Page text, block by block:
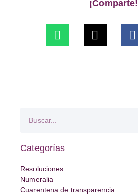
¡Comparte!
Categorías
Resoluciones
Numeralia
Cuarentena de transparencia